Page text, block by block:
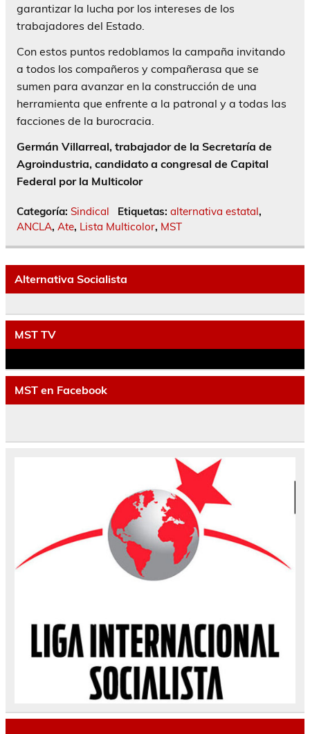
garantizar la lucha por los intereses de los
trabajadores del Estado.
Con estos puntos redoblamos la campaña invitando
a todos los compañeros y compañerasa que se
sumen para avanzar en la construcción de una
herramienta que enfrente a la patronal y a todas las
facciones de la burocracia.
Germán Villarreal, trabajador de la Secretaría de
Agroindustria, candidato a congresal de Capital
Federal por la Multicolor
Categoría: Sindical Etiquetas: alternativa estatal,
ANCLA, Ate, Lista Multicolor, MST
Alternativa Socialista
MST TV
MST en Facebook